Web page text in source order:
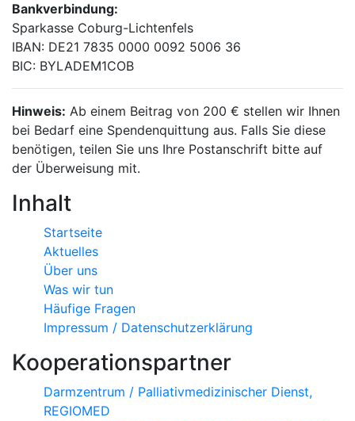
Bankverbindung:
Sparkasse Coburg-Lichtenfels
IBAN: DE21 7835 0000 0092 5006 36
BIC: BYLADEM1COB
Hinweis: Ab einem Beitrag von 200 € stellen wir Ihnen
bei Bedarf eine Spendenquittung aus. Falls Sie diese
benötigen, teilen Sie uns Ihre Postanschrift bitte auf
der Überweisung mit.
Inhalt
Startseite
Aktuelles
Über uns
Was wir tun
Häufige Fragen
Impressum / Datenschutzerklärung
Kooperationspartner
Darmzentrum / Palliativmedizinischer Dienst,
REGIOMED